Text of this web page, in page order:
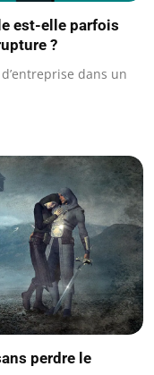
est-elle parfois
?
dans un
perdre le